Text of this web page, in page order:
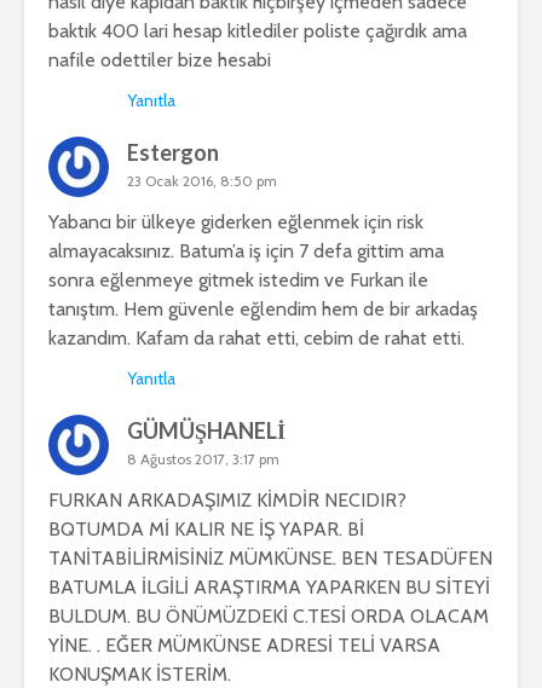
baktık 400 lari hesap kitlediler poliste çağırdık ama
nafile odettiler bize hesabi
Yanıtla
Estergon
23 Ocak 2016, 8:50 pm
Yabancı bir ülkeye giderken eğlenmek için risk
almayacaksınız. Batum’a iş için 7 defa gittim ama
sonra eğlenmeye gitmek istedim ve Furkan ile
tanıştım. Hem güvenle eğlendim hem de bir arkadaş
kazandım. Kafam da rahat etti, cebim de rahat etti.
Yanıtla
GÜMÜŞHANELİ
8 Ağustos 2017, 3:17 pm
FURKAN ARKADAŞIMIZ KİMDİR NECIDIR?
BQTUMDA Mİ KALIR NE İŞ YAPAR. Bİ
TANİTABİLİRMİSİNİZ MÜMKÜNSE. BEN TESADÜFEN
BATUMLA İLGİLİ ARAŞTIRMA YAPARKEN BU SİTEYİ
BULDUM. BU ÖNÜMÜZDEKİ C.TESİ ORDA OLACAM
YİNE. . EĞER MÜMKÜNSE ADRESİ TELİ VARSA
KONUŞMAK İSTERİM.